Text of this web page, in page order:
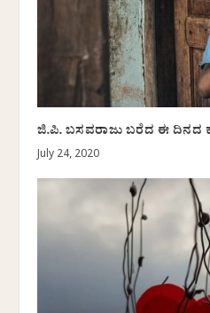
ಜಿ.ಪಿ. ಬಸವರಾಜು ಬರೆದ ಈ ದಿನದ
July 24, 2020